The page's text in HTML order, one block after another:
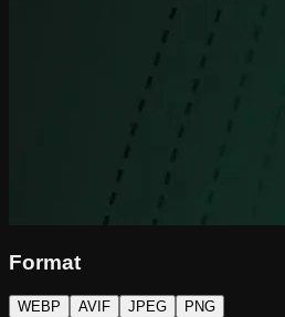
Format
WEBP AVIF JPEG PNG